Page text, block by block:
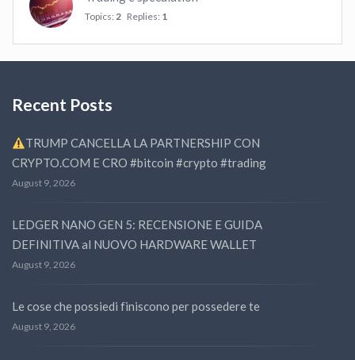
Topics: 2 Replies: 1
Recent Posts
TRUMP CANCELLA LA PARTNERSHIP CON
CRYPTO.COM E CRO #bitcoin #crypto #trading
August 9, 2026
LEDGER NANO GEN 5: RECENSIONE E GUIDA
DEFINITIVA al NUOVO HARDWARE WALLET
August 9, 2026
Le cose che possiedi finiscono per possedere te
August 9, 2026